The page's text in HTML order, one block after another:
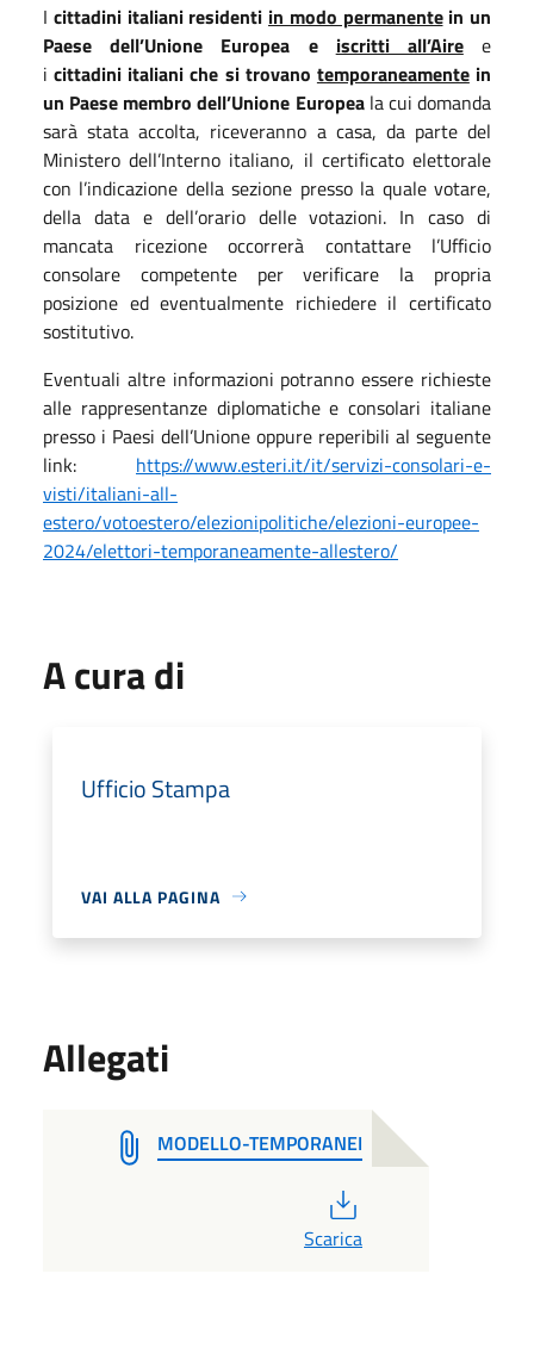
I cittadini italiani residenti in modo permanentein un
Paese dell’Unione Europea e iscritti all’Airee
icittadini italiani che si trovano temporaneamentein
un Paese membro dell’Unione Europea la cui domanda
sarà stata accolta, riceveranno a casa, da parte del
Ministero dell’Interno italiano, il certificato elettorale
con l’indicazione della sezione presso la quale votare,
della data e dell’orario delle votazioni. In caso di
mancata ricezione occorrerà contattare l’Ufficio
consolare competente per verificare la propria
posizione ed eventualmente richiedere il certificato
sostitutivo.
Eventuali altre informazioni potranno essere richieste
alle rappresentanze diplomatiche e consolari italiane
presso i Paesi dell’Unione oppure reperibili al seguente
link: https://www.esteri.it/it/servizi-consolari-e-
visti/italiani-all-
estero/votoestero/elezionipolitiche/elezioni-europee-
2024/elettori-temporaneamente-allestero/
A cura di
Ufficio Stampa
VAI ALLA PAGINA
Allegati
MODELLO-TEMPORANEI
Scarica